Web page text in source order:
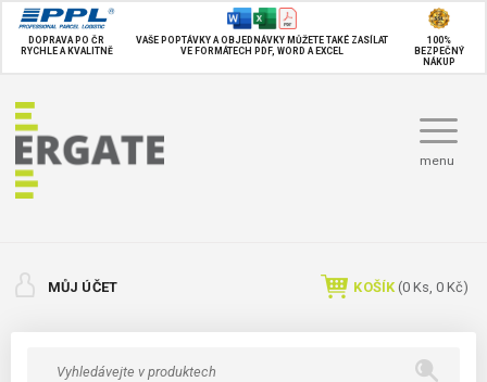
DOPRAVA PO ČR
RYCHLE A KVALITNĚ
VAŠE POPTÁVKY A OBJEDNÁVKY MŮŽETE TAKÉ ZASÍLAT
VE FORMÁTECH PDF, WORD A EXCEL
100%
BEZPEČNÝ
NÁKUP
menu
MŮJ ÚČET KOŠÍK (0 Ks, 0 Kč)